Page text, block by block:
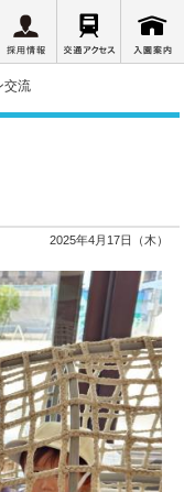
交流
2025年4月17日（木）